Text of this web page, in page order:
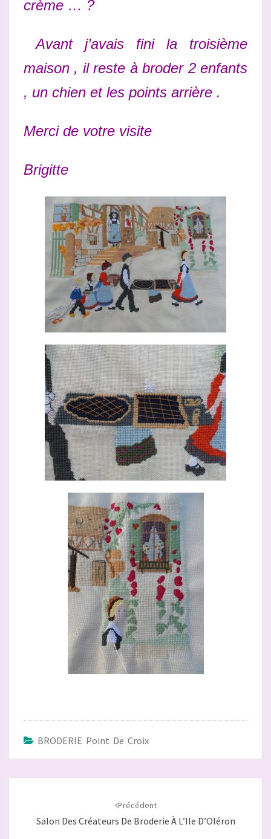
crème … ?
Avant j’avais fini la troisième
maison , il reste à broder 2 enfants
, un chien et les points arrière .
Merci de votre visite
Brigitte
BRODERIE Point De Croix
Précédent
Salon Des Créateurs De Broderie À L’Ile D’Oléron